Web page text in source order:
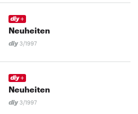
Neuheiten
3/1997
Neuheiten
3/1997